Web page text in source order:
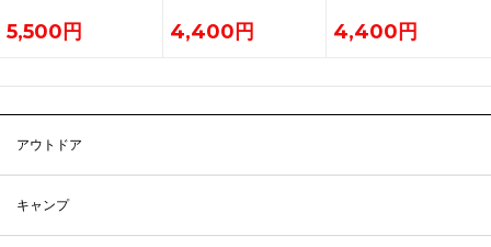
5,500円 4,400円 4,400円
アウトドア
キャンプ